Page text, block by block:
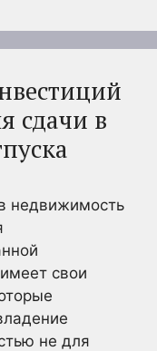
сдачи в
недвижимость
свои
не для